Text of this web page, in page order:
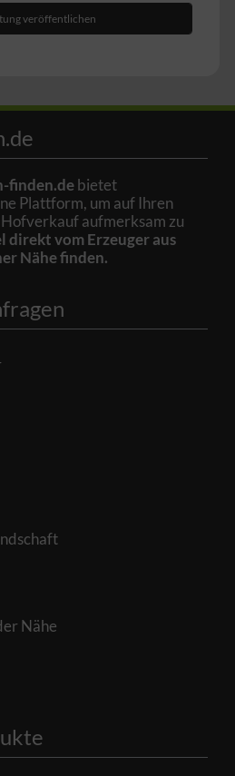
finden.debietet
Plattform, um auf Ihren
aufmerksam zu
direkt vom Erzeuger aus
Nähe finden.
Nähe